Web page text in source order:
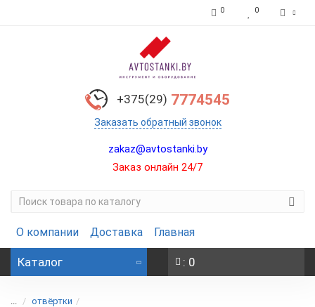
0 0
+375(29) 7774545
Заказать обратный звонок
zakaz@avtostanki.by
Заказ онлайн 24/7
О компании Доставка Главная
Каталог : 0
... отвёртки